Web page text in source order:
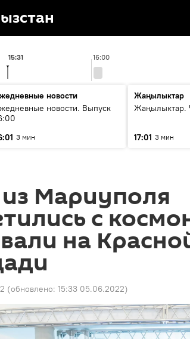
16:00
15:31
новости
новости. Выпуск
3 мин
Жаңылыктар
Жаңылыктар.
17:01 3 мин
Мариуполя
с
на
(обновлено: 15:33 05.06.2022)